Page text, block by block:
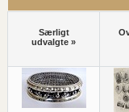
Særligt
udvalgte »